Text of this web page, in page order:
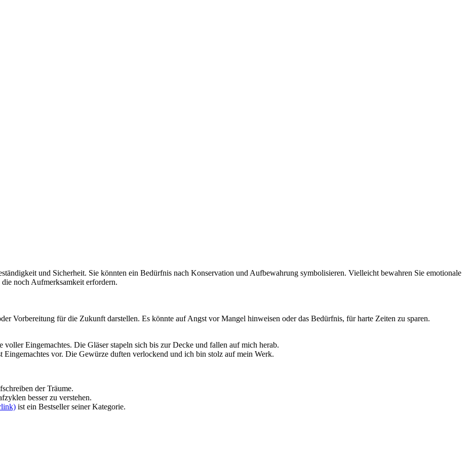
und Sicherheit. Sie könnten ein Bedürfnis nach Konservation und Aufbewahrung symbolisieren. Vielleicht bewahren Sie emotionale
noch Aufmerksamkeit erfordern.
Vorbereitung für die Zukunft darstellen. Es könnte auf Angst vor Mangel hinweisen oder das Bedürfnis, für harte Zeiten zu sparen.
voller Eingemachtes. Die Gläser stapeln sich bis zur Decke und fallen auf mich herab.
vor. Die Gewürze duften verlockend und ich bin stolz auf mein Werk.
der Träume.
besser zu verstehen.
ist ein Bestseller seiner Kategorie.